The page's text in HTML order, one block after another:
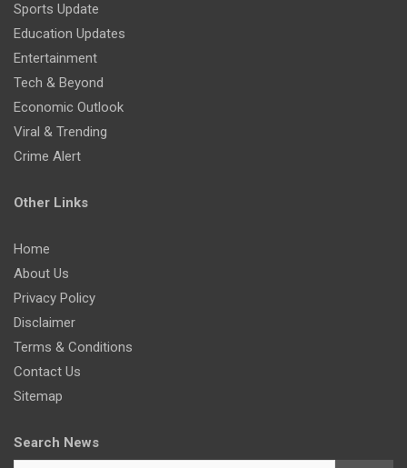
Sports Update
Education Updates
Entertainment
Tech & Beyond
Economic Outlook
Viral & Trending
Crime Alert
Other Links
Home
About Us
Privacy Policy
Disclaimer
Terms & Conditions
Contact Us
Sitemap
Search News